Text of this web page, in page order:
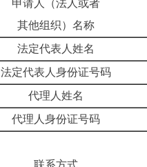
申请人（法人或者
其他组织）名称
法定代表人姓名
法定代表人身份证号码
代理人姓名
代理人身份证号码
联系方式